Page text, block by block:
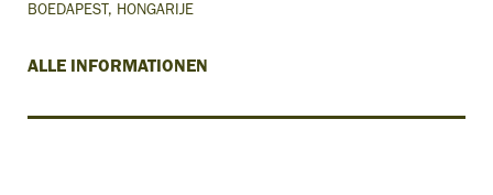
BOEDAPEST, HONGARIJE
ALLE INFORMATIONEN